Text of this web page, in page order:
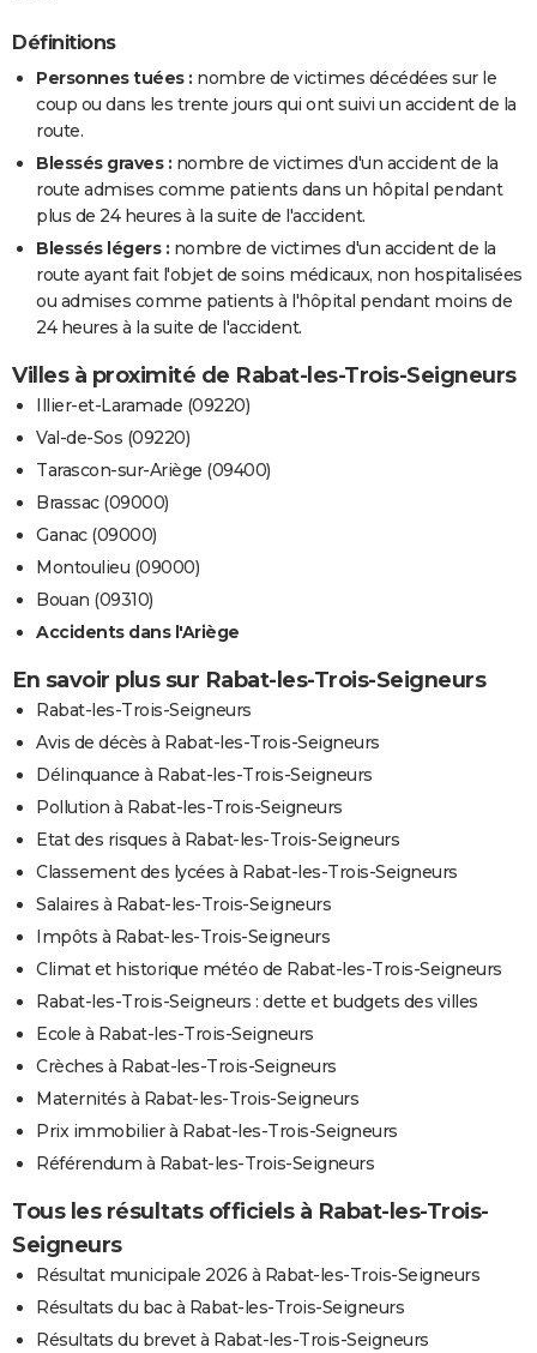
Définitions
Personnes tuées : nombre de victimes décédées sur le
coup ou dans les trente jours qui ont suivi un accident de la
route.
Blessés graves : nombre de victimes d'un accident de la
route admises comme patients dans un hôpital pendant
plus de 24 heures à la suite de l'accident.
Blessés légers : nombre de victimes d'un accident de la
route ayant fait l'objet de soins médicaux, non hospitalisées
ou admises comme patients à l'hôpital pendant moins de
24 heures à la suite de l'accident.
Villes à proximité de Rabat-les-Trois-Seigneurs
Illier-et-Laramade (09220)
Val-de-Sos (09220)
Tarascon-sur-Ariège (09400)
Brassac (09000)
Ganac (09000)
Montoulieu (09000)
Bouan (09310)
Accidents dans l'Ariège
En savoir plus sur Rabat-les-Trois-Seigneurs
Rabat-les-Trois-Seigneurs
Avis de décès à Rabat-les-Trois-Seigneurs
Délinquance à Rabat-les-Trois-Seigneurs
Pollution à Rabat-les-Trois-Seigneurs
Etat des risques à Rabat-les-Trois-Seigneurs
Classement des lycées à Rabat-les-Trois-Seigneurs
Salaires à Rabat-les-Trois-Seigneurs
Impôts à Rabat-les-Trois-Seigneurs
Climat et historique météo de Rabat-les-Trois-Seigneurs
Rabat-les-Trois-Seigneurs : dette et budgets des villes
Ecole à Rabat-les-Trois-Seigneurs
Crèches à Rabat-les-Trois-Seigneurs
Maternités à Rabat-les-Trois-Seigneurs
Prix immobilier à Rabat-les-Trois-Seigneurs
Référendum à Rabat-les-Trois-Seigneurs
Tous les résultats officiels à Rabat-les-Trois-
Seigneurs
Résultat municipale 2026 à Rabat-les-Trois-Seigneurs
Résultats du bac à Rabat-les-Trois-Seigneurs
Résultats du brevet à Rabat-les-Trois-Seigneurs